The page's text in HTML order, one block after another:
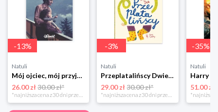
-13%
Natuli
Mój ojciec, mój przyjaciel Element
26.00 zł30.00 zł*
*najniższa cena z 30 dni przed obniżką
-3%
Natuli
Przeplatalińscy Dwie siostry
29.00 zł 30.00 zł*
*najniższa cena z 30 dni przed obniżką
-35%
Natuli
51.00 zł